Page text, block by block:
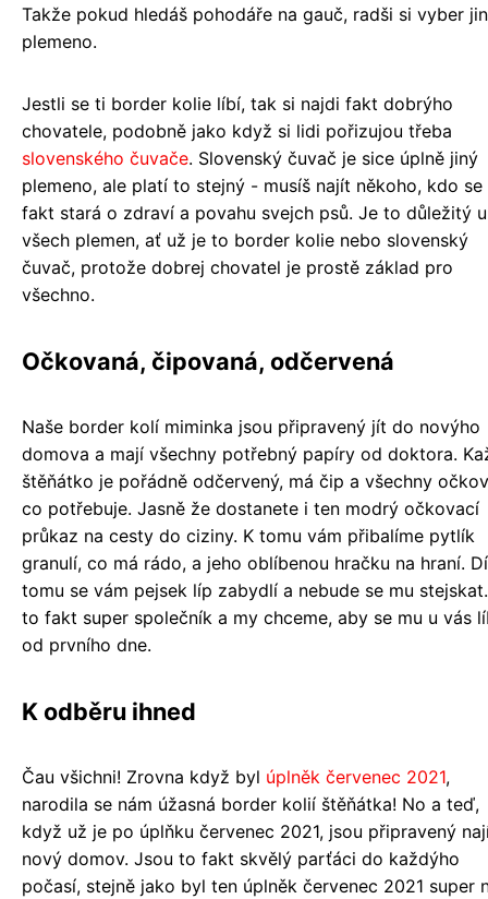
Takže pokud hledáš pohodáře na gauč, radši si vyber
plemeno.
Jestli se ti border kolie líbí, tak si najdi fakt dobrýho
chovatele, podobně jako když si lidi pořizujou třeba
slovenského čuvače. Slovenský čuvač je sice úplně jiný
plemeno, ale platí to stejný - musíš najít někoho, kdo se
fakt stará o zdraví a povahu svejch psů. Je to důležitý u
všech plemen, ať už je to border kolie nebo slovenský
čuvač, protože dobrej chovatel je prostě základ pro
všechno.
Očkovaná, čipovaná, odčervená
Naše border kolí miminka jsou připravený jít do novýho
domova a mají všechny potřebný papíry od doktora.
štěňátko je pořádně odčervený, má čip a všechny
co potřebuje. Jasně že dostanete i ten modrý očkovací
průkaz na cesty do ciziny. K tomu vám přibalíme pytlík
granulí, co má rádo, a jeho oblíbenou hračku na hraní.
tomu se vám pejsek líp zabydlí a nebude se mu
to fakt super společník a my chceme, aby se mu u vás
od prvního dne.
K odběru ihned
Čau všichni! Zrovna když byl úplněk červenec 2021,
narodila se nám úžasná border kolií štěňátka! No a teď,
když už je po úplňku červenec 2021, jsou připravený
nový domov. Jsou to fakt skvělý parťáci do každýho
počasí, stejně jako byl ten úplněk červenec 2021 super